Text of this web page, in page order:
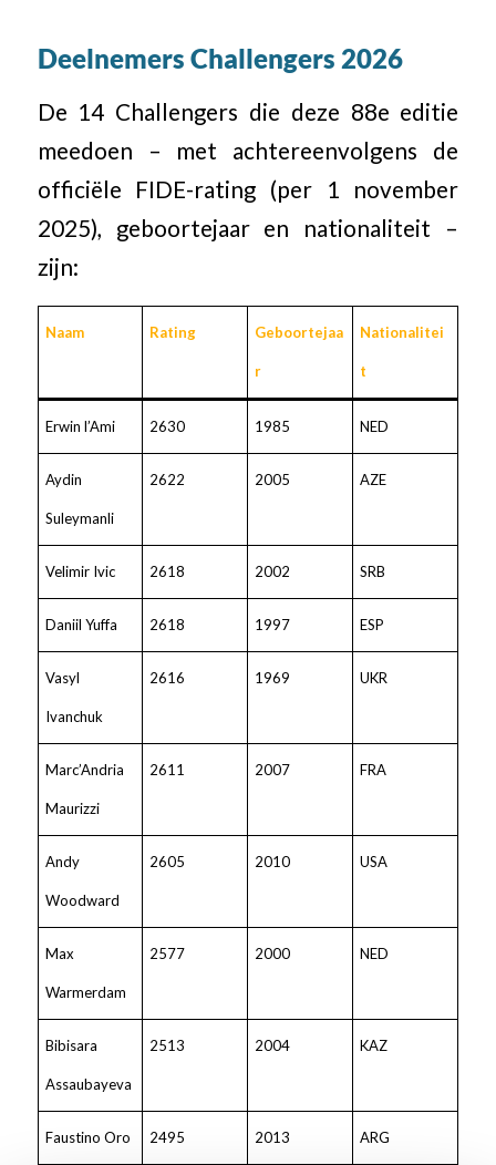
Deelnemers Challengers 2026
De 14 Challengers die deze 88e editie
meedoen – met achtereenvolgens de
officiële FIDE-rating (per 1 november
2025), geboortejaar en nationaliteit –
zijn:
Naam Rating Geboortejaa
r
Nationalitei
t
Erwin l’Ami 2630 1985 NED
Aydin
Suleymanli
2622 2005 AZE
Velimir Ivic 2618 2002 SRB
Daniil Yuffa 2618 1997 ESP
Vasyl
Ivanchuk
2616 1969 UKR
Marc’Andria
Maurizzi
2611 2007 FRA
Andy
Woodward
2605 2010 USA
Max
Warmerdam
2577 2000 NED
Bibisara
Assaubayeva
2513 2004 KAZ
Faustino Oro 2495 2013 ARG